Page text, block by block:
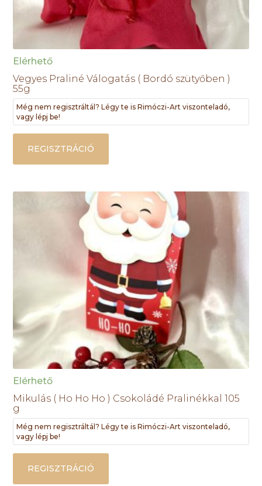
Elérhető
Vegyes Praliné Válogatás ( Bordó szütyőben )
55g
Még nem regisztráltál? Légy te is Rimóczi-Art viszonteladó,
vagy lépj be!
REGISZTRÁCIÓ
Elérhető
Mikulás ( Ho Ho Ho ) Csokoládé Pralinékkal 105
g
Még nem regisztráltál? Légy te is Rimóczi-Art viszonteladó,
vagy lépj be!
REGISZTRÁCIÓ